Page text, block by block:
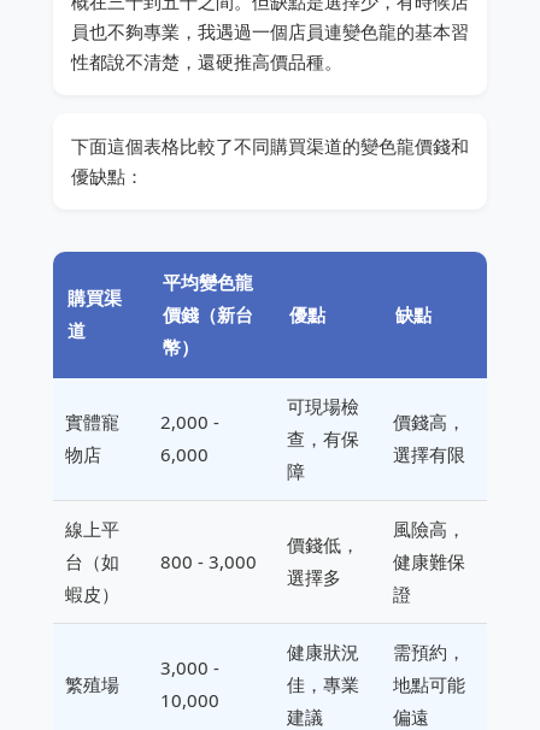
員也不夠專業，我遇過一個店員連變色龍的基本習
性都說不清楚，還硬推高價品種。
下面這個表格比較了不同購買渠道的變色龍價錢和
優缺點：
購買渠
道
平均變色龍
價錢（新台
幣）
優點 缺點
實體寵
物店
2,000 -
6,000
可現場檢
查，有保
障
價錢高，
選擇有限
線上平
台（如
蝦皮）
800 - 3,000
價錢低，
選擇多
風險高，
健康難保
證
繁殖場
3,000 -
10,000
健康狀況
佳，專業
建議
需預約，
地點可能
偏遠